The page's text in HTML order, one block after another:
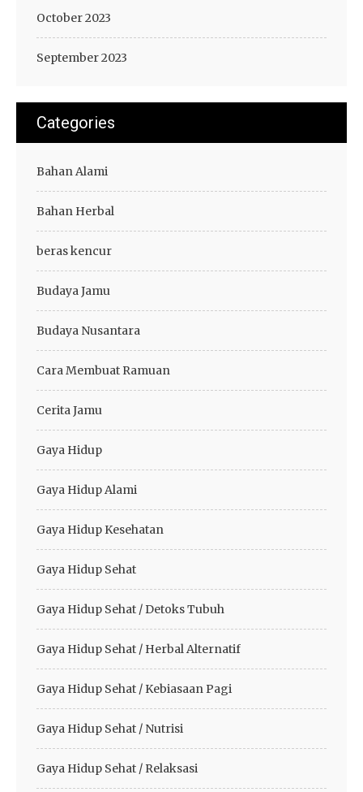
October 2023
September 2023
Categories
Bahan Alami
Bahan Herbal
beras kencur
Budaya Jamu
Budaya Nusantara
Cara Membuat Ramuan
Cerita Jamu
Gaya Hidup
Gaya Hidup Alami
Gaya Hidup Kesehatan
Gaya Hidup Sehat
Gaya Hidup Sehat / Detoks Tubuh
Gaya Hidup Sehat / Herbal Alternatif
Gaya Hidup Sehat / Kebiasaan Pagi
Gaya Hidup Sehat / Nutrisi
Gaya Hidup Sehat / Relaksasi